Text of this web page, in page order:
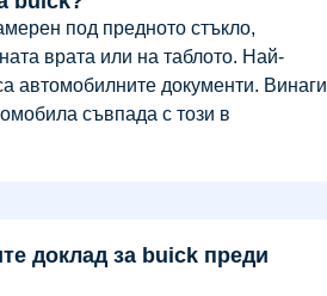
под предното стъкло,
врата или на таблото. Най-
автомобилните документи. Винаги
съвпада с този в
доклад за buick преди